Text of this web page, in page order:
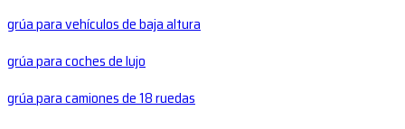
grúa para vehículos de baja altura
grúa para coches de lujo
grúa para camiones de 18 ruedas